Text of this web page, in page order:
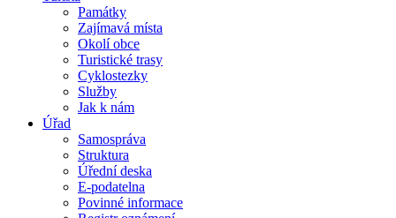
Památky
Zajímavá místa
Okolí obce
Turistické trasy
Cyklostezky
Služby
Jak k nám
Úřad
Samospráva
Struktura
Úřední deska
E-podatelna
Povinné informace